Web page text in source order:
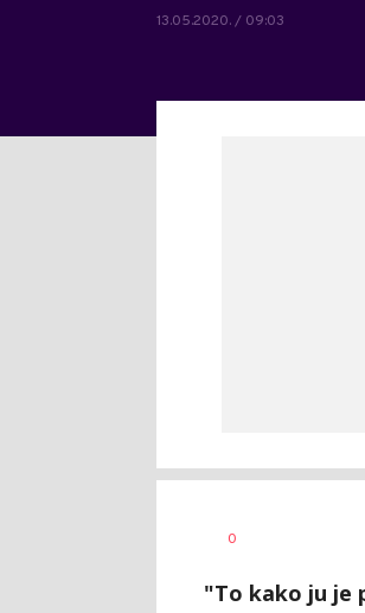
13.05.2020. / 09:03
AUTOR
0
"To kako ju je